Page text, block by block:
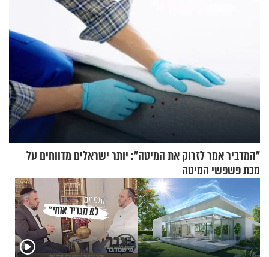
"המדביר אמר לזרוק את המיטה": יותר ישראלים מדווחים על
מכת פשפשי המיטה